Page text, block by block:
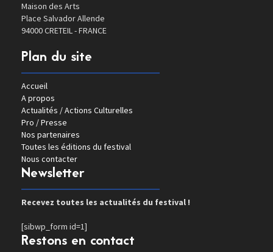
Maison des Arts
Place Salvador Allende
94000 CRETEIL - FRANCE
Plan du site
Accueil
A propos
Actualités / Actions Culturelles
Pro / Presse
Nos partenaires
Toutes les éditions du festival
Nous contacter
Newsletter
Recevez toutes les actualités du festival !
[sibwp_form id=1]
Restons en contact